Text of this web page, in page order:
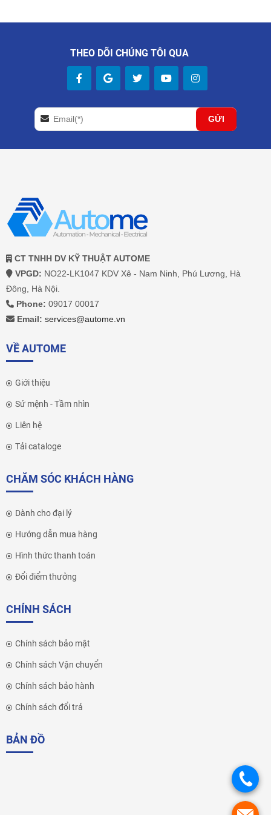
THEO DÕI CHÚNG TÔI QUA
CT TNHH DV KỸ THUẬT AUTOME
VPGD: NO22-LK1047 KDV Xê - Nam Ninh, Phú Lương, Hà
Đông, Hà Nội.
Phone: 09017 00017
Email: services@autome.vn
VỀ AUTOME
Giới thiệu
Sứ mệnh - Tầm nhìn
Liên hệ
Tải cataloge
CHĂM SÓC KHÁCH HÀNG
Dành cho đại lý
Hướng dẫn mua hàng
Hình thức thanh toán
Đổi điểm thưởng
CHÍNH SÁCH
Chính sách bảo mật
Chính sách Vận chuyển
Chính sách bảo hành
Chính sách đổi trả
BẢN ĐỒ
.